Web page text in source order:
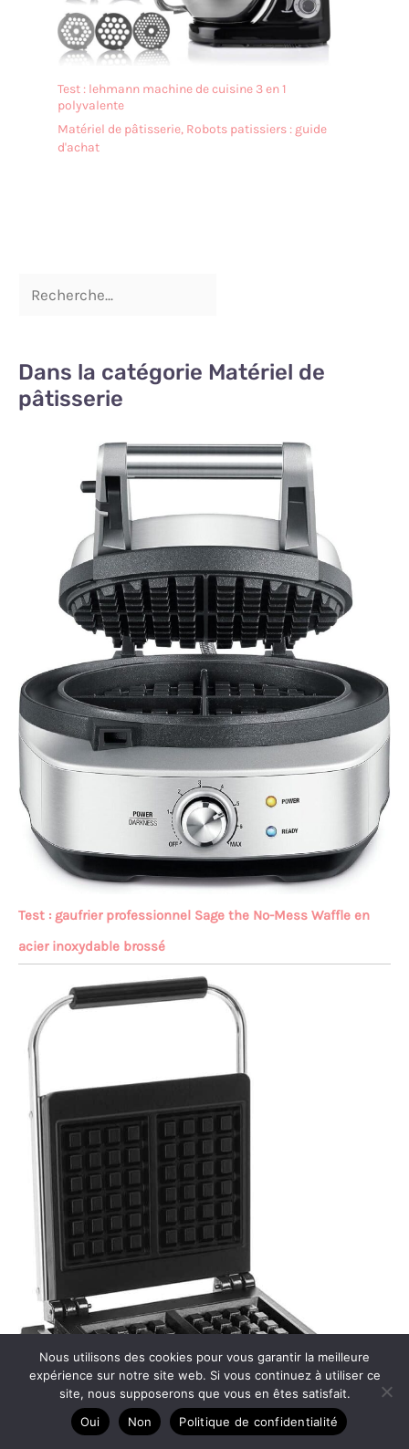
Test : lehmann machine de cuisine 3 en 1
polyvalente
Matériel de pâtisserie, Robots patissiers : guide
d'achat
Dans la catégorie Matériel de
pâtisserie
Test : gaufrier professionnel Sage the No-Mess Waffle en
acier inoxydable brossé
Nous utilisons des cookies pour vous garantir la meilleure
expérience sur notre site web. Si vous continuez à utiliser ce
site, nous supposerons que vous en êtes satisfait.
Oui
Non Politique de confidentialité